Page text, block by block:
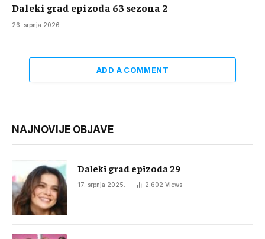
Daleki grad epizoda 63 sezona 2
26. srpnja 2026.
ADD A COMMENT
NAJNOVIJE OBJAVE
Daleki grad epizoda 29
17. srpnja 2025. 2.602 Views